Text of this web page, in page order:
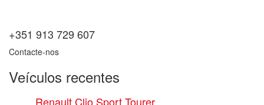
+351 913 729 607
Contacte-nos
Veículos recentes
Renault Clio Sport Tourer